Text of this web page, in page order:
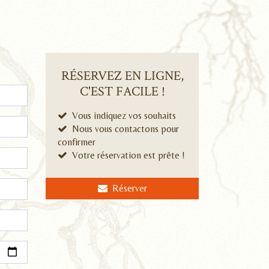
RÉSERVEZ EN LIGNE,
C'EST FACILE !
Vous indiquez vos souhaits
Nous vous contactons pour
confirmer
Votre réservation est prête !
Réserver